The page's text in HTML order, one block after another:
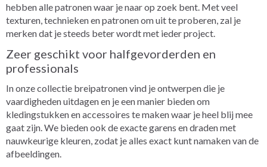
hebben alle patronen waar je naar op zoek bent. Met veel
texturen, technieken en patronen om uit te proberen, zal je
merken dat je steeds beter wordt met ieder project.
Zeer geschikt voor halfgevorderden en
professionals
In onze collectie breipatronen vind je ontwerpen die je
vaardigheden uitdagen en je een manier bieden om
kledingstukken en accessoires te maken waar je heel blij mee
gaat zijn. We bieden ook de exacte garens en draden met
nauwkeurige kleuren, zodat je alles exact kunt namaken van de
afbeeldingen.